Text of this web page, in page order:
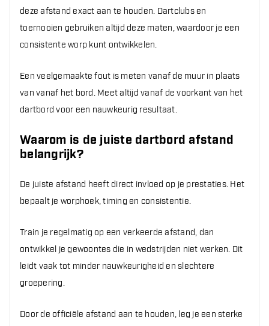
deze afstand exact aan te houden. Dartclubs en
toernooien gebruiken altijd deze maten, waardoor je een
consistente worp kunt ontwikkelen.
Een veelgemaakte fout is meten vanaf de muur in plaats
van vanaf het bord. Meet altijd vanaf de voorkant van het
dartbord voor een nauwkeurig resultaat.
Waarom is de juiste dartbord afstand
belangrijk?
De juiste afstand heeft direct invloed op je prestaties. Het
bepaalt je worphoek, timing en consistentie.
Train je regelmatig op een verkeerde afstand, dan
ontwikkel je gewoontes die in wedstrijden niet werken. Dit
leidt vaak tot minder nauwkeurigheid en slechtere
groepering.
Door de officiële afstand aan te houden, leg je een sterke